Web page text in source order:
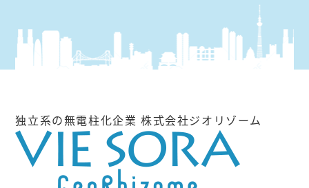
独立系の無電柱化企業 株式会社ジオリゾーム